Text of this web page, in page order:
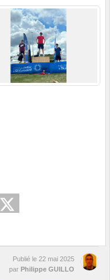
Publié le 22 mai 2025
par Philippe GUILLO